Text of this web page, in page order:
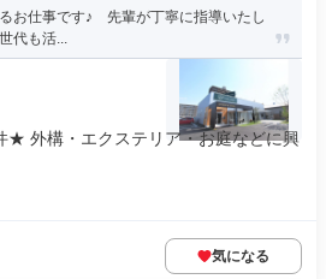
お仕事です♪ 先輩が丁寧に指導いたし
代も活...
外構・エクステリア・お庭などに興
気になる